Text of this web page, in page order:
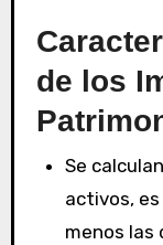
de los
Se
activos,
menos las